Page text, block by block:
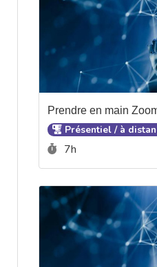
Prendre en main
Présentiel / à
Durée :
7h